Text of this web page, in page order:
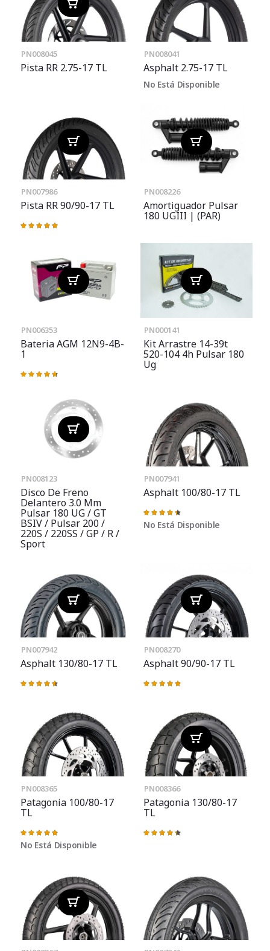
PN008045
Pista RR 2.75-17 TL
PN008041
Asphalt 2.75-17 TL
No Está Disponible
PN007986
Pista RR 90/90-17 TL
Valoración:
PN008226
Amortiguador Pulsar
180 UGIII | (PAR)
PN006353
Bateria AGM 12N9-4B-
1
Valoración:
PN000141
Kit Arrastre 14-39t
520-104 4h Pulsar 180
Ug
PN008123
Disco De Freno
Delantero 3.0 Mm
Pulsar 180 UG / GT
BSIV / Pulsar 200 /
220S / 220SS / GP / R /
Sport
PN007941
Asphalt 100/80-17 TL
Valoración:
91%
No Está Disponible
PN007942
Asphalt 130/80-17 TL
Valoración:
PN008270
Asphalt 90/90-17 TL
Valoración:
PN008365
Patagonia 100/80-17
TL
Valoración:
97%
No Está Disponible
PN008366
Patagonia 130/80-17
TL
Valoración: